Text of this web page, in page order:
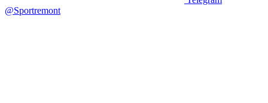
@Sportremont